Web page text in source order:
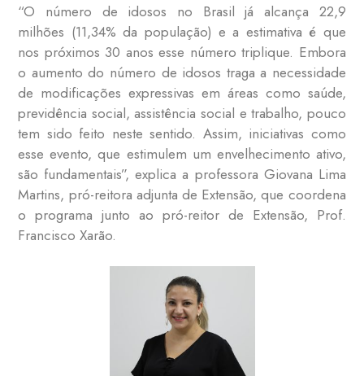
“O número de idosos no Brasil já alcança 22,9
milhões (11,34% da população) e a estimativa é que
nos próximos 30 anos esse número triplique. Embora
o aumento do número de idosos traga a necessidade
de modificações expressivas em áreas como saúde,
previdência social, assistência social e trabalho, pouco
tem sido feito neste sentido. Assim, iniciativas como
esse evento, que estimulem um envelhecimento ativo,
são fundamentais”, explica a professora Giovana Lima
Martins, pró-reitora adjunta de Extensão, que coordena
o programa junto ao pró-reitor de Extensão, Prof.
Francisco Xarão.